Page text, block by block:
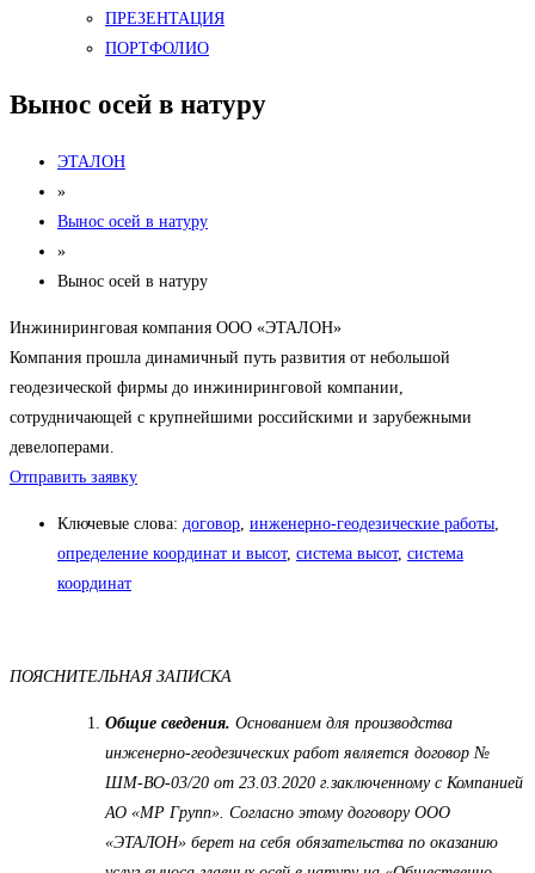
ПРЕЗЕНТАЦИЯ
ПОРТФОЛИО
Вынос осей в натуру
ЭТАЛОН
»
Вынос осей в натуру
»
Вынос осей в натуру
Инжиниринговая компания ООО «ЭТАЛОН»
Компания прошла динамичный путь развития от небольшой
геодезической фирмы до инжиниринговой компании,
сотрудничающей с крупнейшими российскими и зарубежными
девелоперами.
Отправить заявку
Ключевые слова: договор, инженерно-геодезические работы,
определение координат и высот, система высот, система
координат
ПОЯСНИТЕЛЬНАЯ ЗАПИСКА
Общие сведения. Основанием для производства
инженерно-геодезических работ является договор №
ШМ-ВО-03/20 от 23.03.2020 г.заключенному с Компанией
АО «МР Групп». Согласно этому договору ООО
«ЭТАЛОН» берет на себя обязательства по оказанию